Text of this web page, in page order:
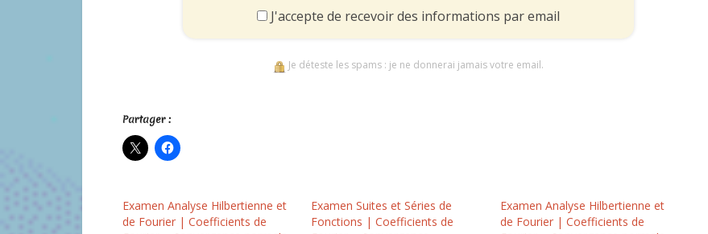
J'accepte de recevoir des informations par email
Je déteste les spams : je ne donnerai jamais votre email.
Partager :
Examen Analyse Hilbertienne et
de Fourier | Coefficients de
Examen Suites et Séries de
Fonctions | Coefficients de
Examen Analyse Hilbertienne et
de Fourier | Coefficients de